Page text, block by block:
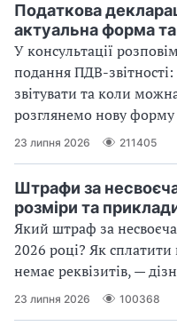
Податкова
актуальна форма
У консультації
подання ПДВ-звітності:
звітувати та коли
розглянемо нову форму
23 липня 2026 211405
Штрафи за
розміри та
Який штраф за
2026 році? Як
немає реквізитів, —
23 липня 2026 100368